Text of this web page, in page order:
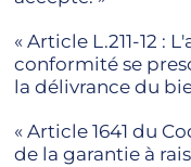
« Article L.211-12 :
conformité se
la délivrance du
« Article 1641 du
de la garantie à